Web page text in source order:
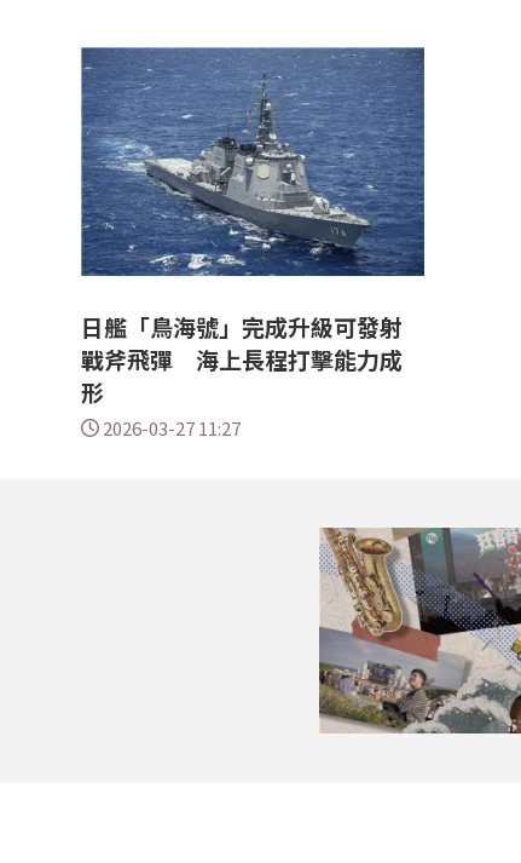
日艦「鳥海號」完成升級可發射
戰斧飛彈 海上長程打擊能力成
形
2026-03-27 11:27